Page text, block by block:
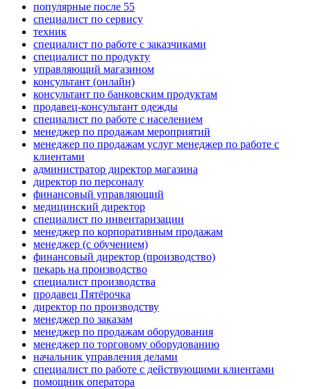
популярные после 55
специалист по сервису
техник
специалист по работе с заказчиками
специалист по продукту
управляющий магазином
консультант (онлайн)
консультант по банковским продуктам
продавец-консультант одежды
специалист по работе с населением
менеджер по продажам мероприятий
менеджер по продажам услуг менеджер по работе с
клиентами
администратор директор магазина
директор по персоналу
финансовый управляющий
медицинский директор
специалист по инвентаризации
менеджер по корпоративным продажам
менеджер (с обучением)
финансовый директор (производство)
пекарь на производство
специалист производства
продавец Пятёрочка
директор по производству
менеджер по заказам
менеджер по продажам оборудования
менеджер по торговому оборудованию
начальник управления делами
специалист по работе с действующими клиентами
помощник оператора